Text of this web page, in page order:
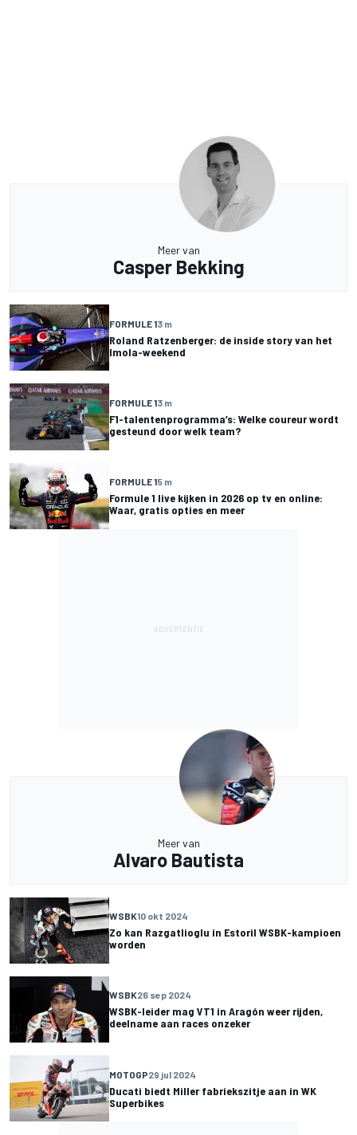
Meer van
Casper Bekking
FORMULE 13 m
Roland Ratzenberger: de inside story van het
Imola-weekend
FORMULE 13 m
F1-talentenprogramma’s: Welke coureur wordt
gesteund door welk team?
FORMULE 15 m
Formule 1 live kijken in 2026 op tv en online:
Waar, gratis opties en meer
Meer van
Alvaro Bautista
WSBK10 okt 2024
Zo kan Razgatlioglu in Estoril WSBK-kampioen
worden
WSBK26 sep 2024
WSBK-leider mag VT1 in Aragón weer rijden,
deelname aan races onzeker
MOTOGP29 jul 2024
Ducati biedt Miller fabriekszitje aan in WK
Superbikes